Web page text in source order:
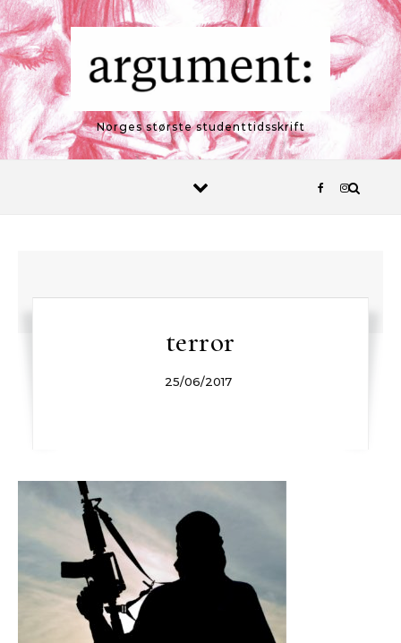
Skip to content
Norges største studenttidsskrift
terror
25/06/2017